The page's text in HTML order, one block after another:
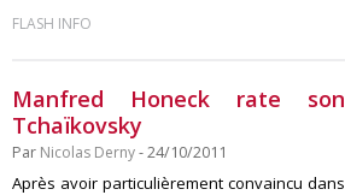
FLASH INFO
Manfred Honeck rate son
Tchaïkovsky
Par Nicolas Derny- 24/10/2011
Après avoir particulièrement convaincu dans